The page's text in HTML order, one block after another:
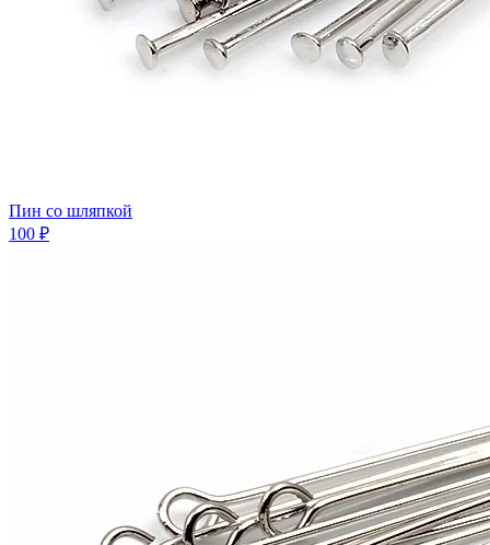
Пин со шляпкой
100 ₽